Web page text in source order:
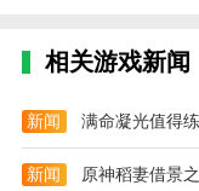
最佳网站！
相关游戏新闻
新闻 满命凝光值得
新闻 原神稻妻借景